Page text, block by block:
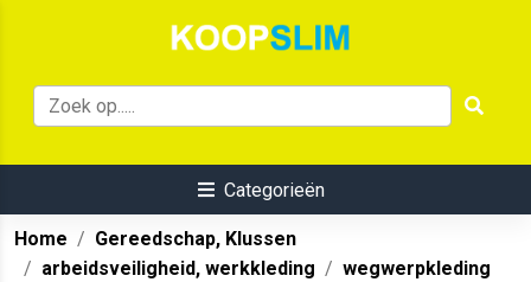
Categorieën
Home
Gereedschap, Klussen
arbeidsveiligheid, werkkleding
wegwerpkleding